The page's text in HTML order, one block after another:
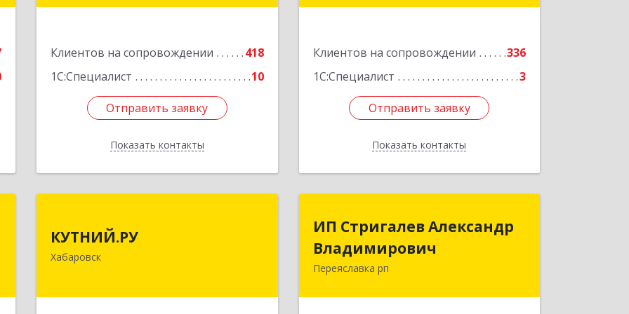
Клиентов на сопровождении
418
1С:Специалист
10
Отправить заявку
Показать контакты
Отправить заявку
Назад
Клиентов на сопровождении
336
1С:Специалист
3
Отправить заявку
Показать контакты
Отправить заявку
Назад
КУТНИЙ.РУ
Хабаровск
г, Шевчука ул, дом № 42, оф.505
Подробнее
ИП Стригалев Александр
Владимирович
Переяславка рп
Владимирович
682910, Хабаровский край, Имени